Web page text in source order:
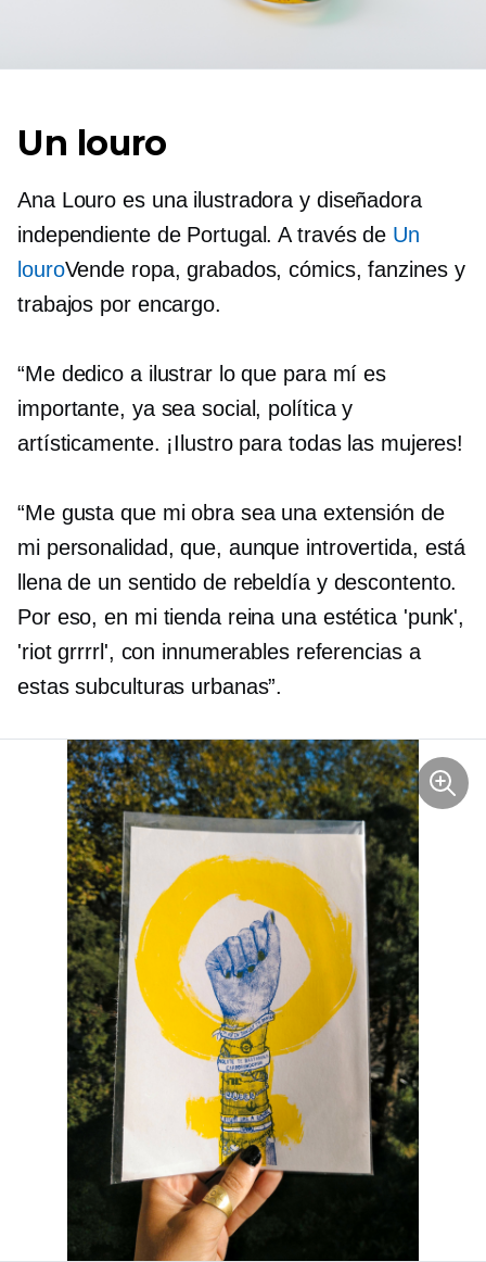
Un louro
Ana Louro es una ilustradora y diseñadora
independiente de Portugal. A través de Un
louroVende ropa, grabados, cómics, fanzines y
trabajos por encargo.
“Me dedico a ilustrar lo que para mí es
importante, ya sea social, política y
artísticamente. ¡Ilustro para todas las mujeres!
“Me gusta que mi obra sea una extensión de
mi personalidad, que, aunque introvertida, está
llena de un sentido de rebeldía y descontento.
Por eso, en mi tienda reina una estética 'punk',
'riot grrrrl', con innumerables referencias a
estas subculturas urbanas”.